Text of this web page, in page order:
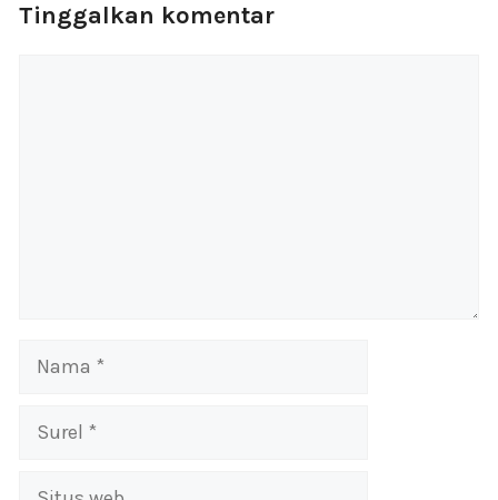
Tinggalkan komentar
Nama
Surel
Situs